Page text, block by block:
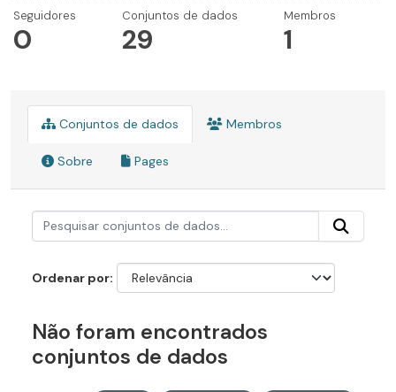
Seguidores
0
Conjuntos de dados
29
Membros
1
Conjuntos de dados Membros
Sobre Pages
Ordenar por
Não foram encontrados
conjuntos de dados